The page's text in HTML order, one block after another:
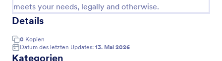
meets your needs, legally and otherwise.
Details
0 Kopien
Datum des letzten Updates: 13. Mai 2026
Kategorien